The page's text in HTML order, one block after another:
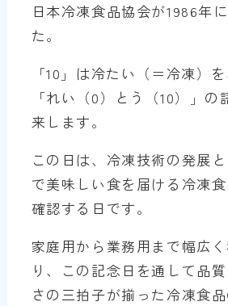
日本冷凍食品協会が1986年
た。
「10」は冷たい（＝冷凍）
「れい（0）とう（10）」の
来します。
この日は、冷凍技術の発展
で美味しい食を届ける冷凍
確認する日です。
家庭用から業務用まで幅広
り、この記念日を通して品
さの三拍子が揃った冷凍食